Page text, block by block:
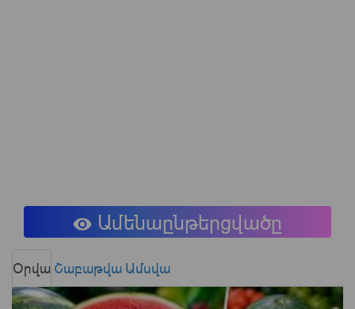
Ամենաընթերցվածը
Օրվա Շաբաթվա Ամսվա